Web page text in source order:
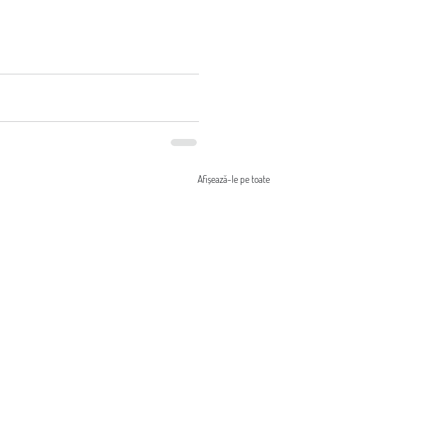
Afișează-le pe toate